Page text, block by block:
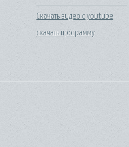
Скачать видео с youtube
скачать программу